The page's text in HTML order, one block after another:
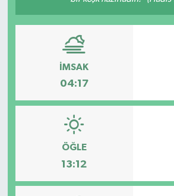
İMSAK
04:17
ÖĞLE
13:12
Kültür-Sanat
Magazin
Politika